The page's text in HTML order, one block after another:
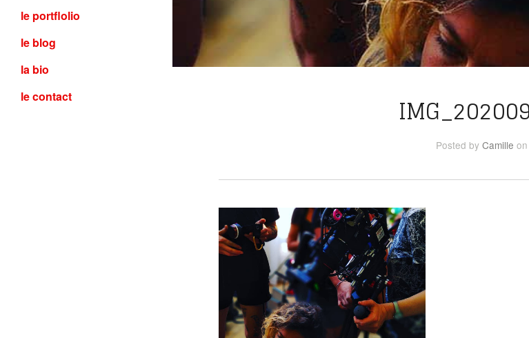
le portflolio
le blog
la bio
le contact
Posted by Camille